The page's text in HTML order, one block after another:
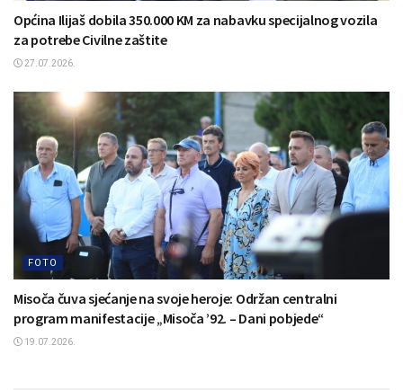
Općina Ilijaš dobila 350.000 KM za nabavku specijalnog vozila
za potrebe Civilne zaštite
27.07.2026.
FOTO
Misoča čuva sjećanje na svoje heroje: Održan centralni
program manifestacije „Misoča ’92. – Dani pobjede“
19.07.2026.